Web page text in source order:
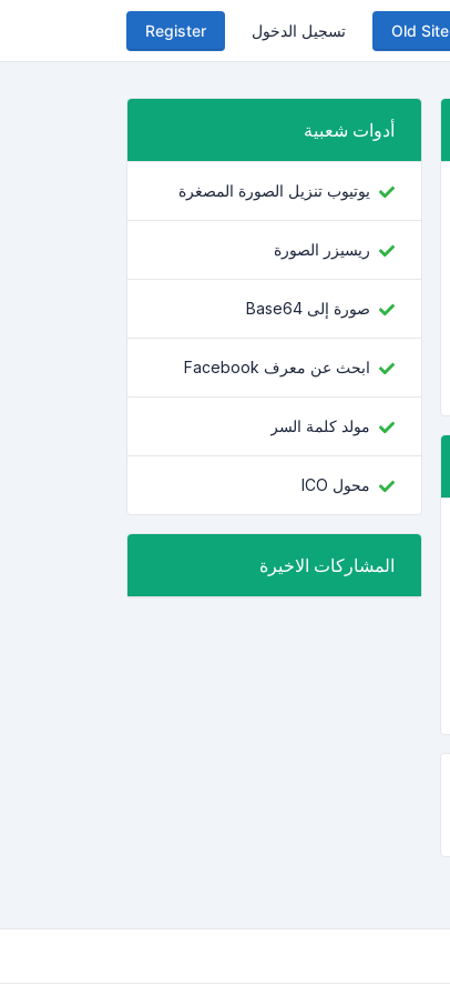
Old Site تسجيل الدخول Register
أدوات شعبية
يوتيوب تنزيل الصورة المصغرة
ريسيزر الصورة
صورة إلى Base64
ابحث عن معرف Facebook
مولد كلمة السر
محول ICO
المشاركات الاخيرة